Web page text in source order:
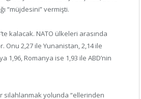
“müjdesini” vermişti.
kalacak. NATO ülkeleri arasında
Onu 2,27 ile Yunanistan, 2,14 ile
1,96, Romanya ise 1,93 ile ABD’nin
silahlanmak yolunda “ellerinden